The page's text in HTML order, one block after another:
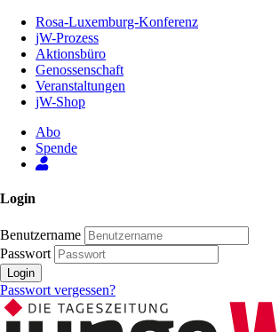
Inhalt
Seite
Rosa-Luxemburg-Konferenz
jW-Prozess
Aktionsbüro
Genossenschaft
Veranstaltungen
jW-Shop
Abo
Spende
Login
Benutzername
Passwort
Login
Passwort vergessen?